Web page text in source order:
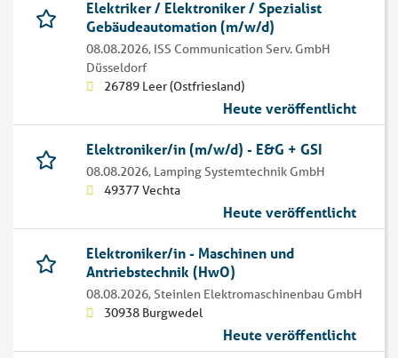
Elektriker / Elektroniker / Spezialist
Gebäudeautomation (m/w/d)
08.08.2026, ISS Communication Serv. GmbH
Düsseldorf
26789 Leer (Ostfriesland)
Heute veröffentlicht
Elektroniker/in (m/w/d) - E&G + GSI
08.08.2026, Lamping Systemtechnik GmbH
49377 Vechta
Heute veröffentlicht
Elektroniker/in - Maschinen und
Antriebstechnik (HwO)
08.08.2026,Steinlen Elektromaschinenbau GmbH
30938 Burgwedel
Heute veröffentlicht